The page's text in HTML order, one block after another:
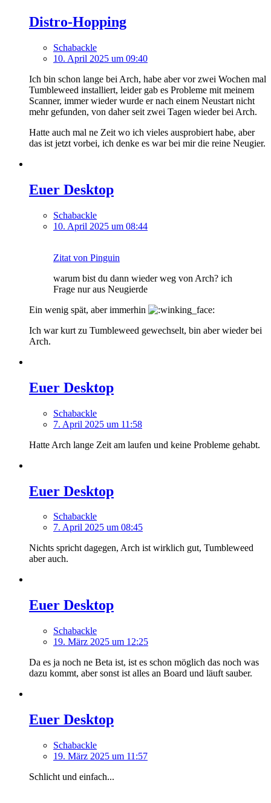
Distro-Hopping
Schabackle
10. April 2025 um 09:40
Ich bin schon lange bei Arch, habe aber vor zwei Wochen mal
Tumbleweed installiert, leider gab es Probleme mit meinem
Scanner, immer wieder wurde er nach einem Neustart nicht
mehr gefunden, von daher seit zwei Tagen wieder bei Arch.
Hatte auch mal ne Zeit wo ich vieles ausprobiert habe, aber
das ist jetzt vorbei, ich denke es war bei mir die reine Neugier.
Euer Desktop
Schabackle
10. April 2025 um 08:44
Zitat von Pinguin
warum bist du dann wieder weg von Arch? ich
Frage nur aus Neugierde
Ein wenig spät, aber immerhin
Ich war kurt zu Tumbleweed gewechselt, bin aber wieder bei
Arch.
Euer Desktop
Schabackle
7. April 2025 um 11:58
Hatte Arch lange Zeit am laufen und keine Probleme gehabt.
Euer Desktop
Schabackle
7. April 2025 um 08:45
Nichts spricht dagegen, Arch ist wirklich gut, Tumbleweed
aber auch.
Euer Desktop
Schabackle
19. März 2025 um 12:25
Da es ja noch ne Beta ist, ist es schon möglich das noch was
dazu kommt, aber sonst ist alles an Board und läuft sauber.
Euer Desktop
Schabackle
19. März 2025 um 11:57
Schlicht und einfach...